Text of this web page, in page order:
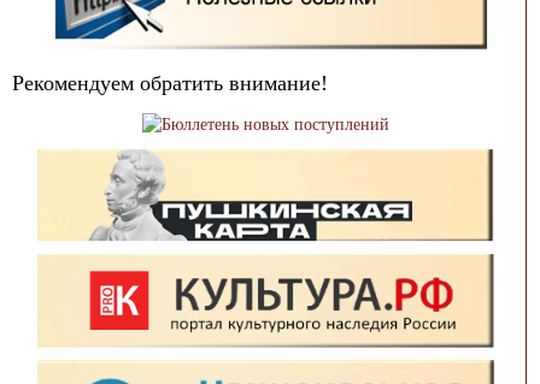
Рекомендуем обратить внимание!